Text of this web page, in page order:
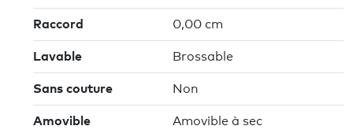
Raccord 0,00 cm
Lavable Brossable
Sans couture Non
Amovible Amovible à sec